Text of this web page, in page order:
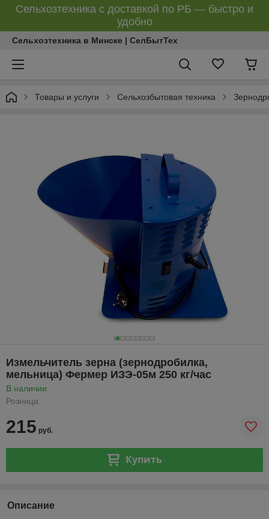
Сельхозтехника с доставкой по РБ — быстро и
удобно
Сельхозтехника в Минске | СелБытТех
Товары и услуги Сельхозбытовая техника
Измельчитель зерна (зернодробилка,
мельница) Фермер ИЗЭ-05м 250 кг/час
В наличии
Розница
215 руб.
Купить
Описание